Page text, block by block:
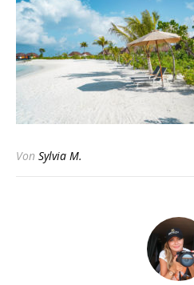
Von Sylvia M.